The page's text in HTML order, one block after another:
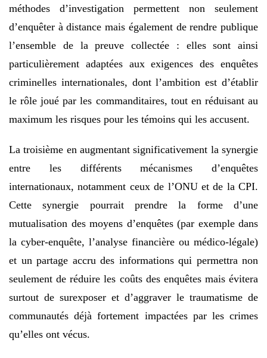
méthodes d’investigation permettent non seulement
d’enquêter à distance mais également de rendre publique
l’ensemble de la preuve collectée : elles sont ainsi
particulièrement adaptées aux exigences des enquêtes
criminelles internationales, dont l’ambition est d’établir
le rôle joué par les commanditaires, tout en réduisant au
maximum les risques pour les témoins qui les accusent.
La troisième en augmentant significativement la synergie
entre les différents mécanismes d’enquêtes
internationaux, notamment ceux de l’ONU et de la CPI.
Cette synergie pourrait prendre la forme d’une
mutualisation des moyens d’enquêtes (par exemple dans
la cyber-enquête, l’analyse financière ou médico-légale)
et un partage accru des informations qui permettra non
seulement de réduire les coûts des enquêtes mais évitera
surtout de surexposer et d’aggraver le traumatisme de
communautés déjà fortement impactées par les crimes
qu’elles ont vécus.